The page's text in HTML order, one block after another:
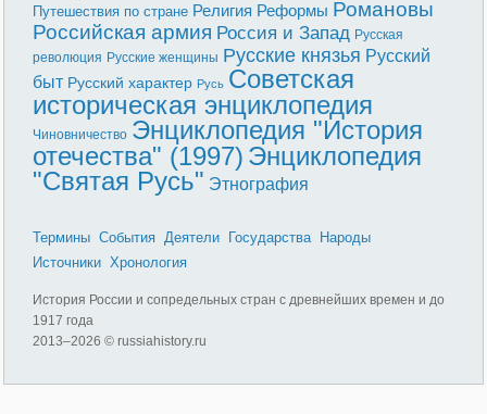
Путешествия по стране Религия Реформы Романовы
Российская армия Россия и Запад Русская
революция Русские женщины Русские князья Русский
быт Русский характер Русь Советская
историческая энциклопедия
Чиновничество Энциклопедия "История
отечества" (1997) Энциклопедия
"Святая Русь" Этнография
Термины События Деятели Государства
Народы
Источники Хронология
История России и сопредельных стран с древнейших времен и до
1917 года
2013–2026 © russiahistory.ru